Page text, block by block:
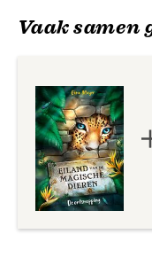
Vaak samen